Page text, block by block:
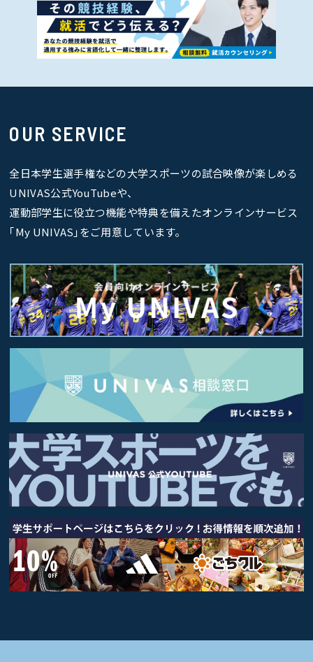
OUR SERVICE
全日本学生選手権などの大学スポーツの試合映像が楽しめる
UNIVAS公式YouTubeや、
運動部学生に役立つ機能や特典を備えたオンラインサービス
｢My UNIVAS｣をご用意しています。